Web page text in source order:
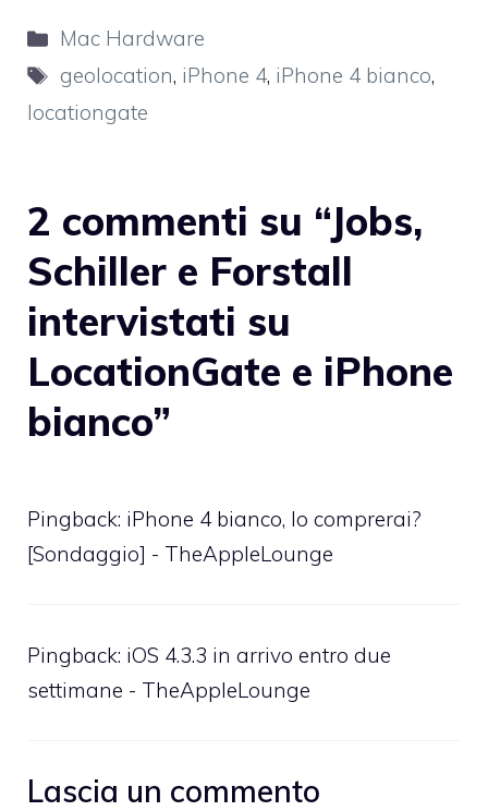
Categorie
Mac Hardware
Tag
geolocation, iPhone 4, iPhone 4 bianco,
locationgate
2 commenti su “Jobs,
Schiller e Forstall
intervistati su
LocationGate e iPhone
bianco”
Pingback: iPhone 4 bianco, lo comprerai?
[Sondaggio] - TheAppleLounge
Pingback: iOS 4.3.3 in arrivo entro due
settimane - TheAppleLounge
Lascia un commento